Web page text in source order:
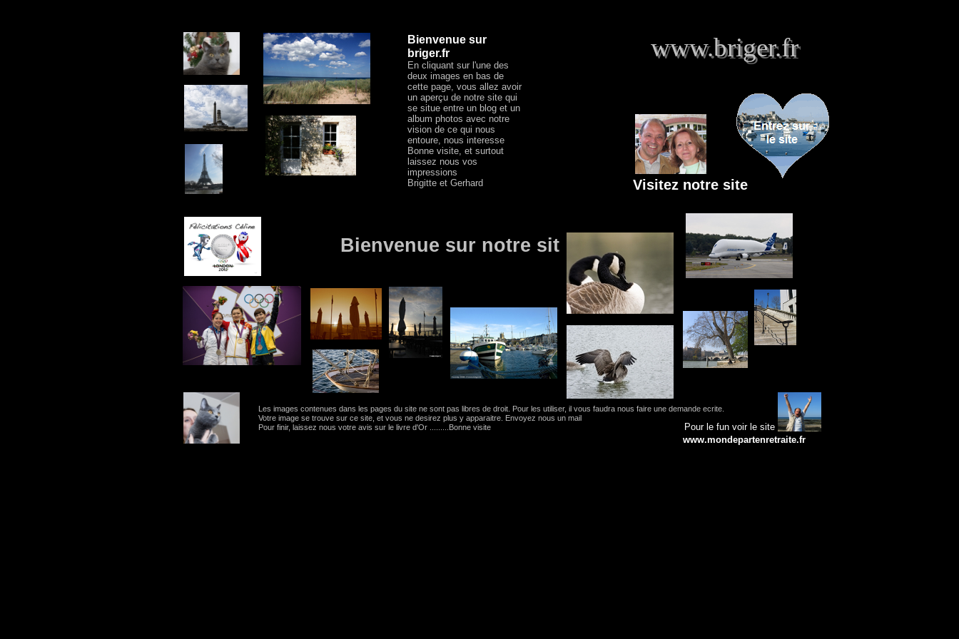
Bienvenue sur
briger.fr
En cliquant sur l'une des
deux images en bas de
cette page, vous allez avoir
un aperçu de notre site qui
se situe entre un blog et un
album photos avec notre
vision de ce qui nous
entoure, nous interesse
Bonne visite, et surtout
laissez nous vos
impressions
Brigitte et Gerhard
www.mondepartenretraite.fr
Les images contenues dans les pages du site ne sont pas libres de droit. Pour les utiliser, il vous faudra nous faire une demande ecrite.
Votre image se trouve sur ce site, et vous ne desirez plus y apparaitre. Envoyez nous un mail
Pour finir, laissez nous votre avis sur le livre d'Or .........Bonne visite
www.briger.fr
www.briger.fr
Visitez notre site
Pour le fun voir le site
Bienvenue sur notre site